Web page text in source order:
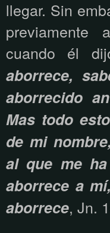
llegar. Sin
previamente
cuando él
aborrece,
aborrecido
Mas todo
de mi
al que me
aborrece a
aborrece, Jn.